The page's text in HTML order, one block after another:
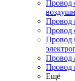
Провод
Провод
Провод
Провод
Провод
Провод
Ещё